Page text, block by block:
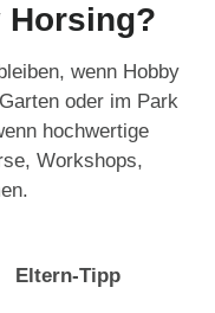
Horsing?
wenn Hobby
oder im Park
hochwertige
Workshops,
Eltern-Tipp